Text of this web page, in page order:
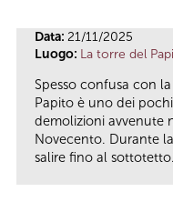
Data: 21/11/2025
Luogo: La torre del
Spesso confusa con
Papito è uno dei
demolizioni avvenute
Novecento. Durante
salire fino al sottotetto.